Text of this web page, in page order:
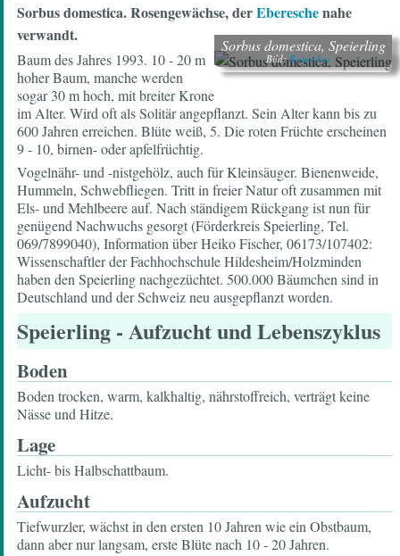
Sorbus domestica.Rosengewächse, derEbereschenahe
verwandt.
Sorbus domestica, Speierling
Bild:Botanikus
Baum des Jahres 1993. 10 - 20 m
hoher Baum, manche werden
sogar 30 m hoch, mit breiter Krone
im Alter. Wird oft als Solitär angepflanzt. Sein Alter kann bis zu
600 Jahren erreichen. Blüte weiß, 5. Die roten Früchte erscheinen
9 - 10, birnen- oder apfelfrüchtig.
Vogelnähr- und -nistgehölz, auch für Kleinsäuger. Bienenweide,
Hummeln, Schwebfliegen. Tritt in freier Natur oft zusammen mit
Els- und Mehlbeere auf. Nach ständigem Rückgang ist nun für
genügend Nachwuchs gesorgt (Förderkreis Speierling, Tel.
069/7899040), Information über Heiko Fischer, 06173/107402:
Wissenschaftler der Fachhochschule Hildesheim/Holzminden
haben den Speierling nachgezüchtet. 500.000 Bäumchen sind in
Deutschland und der Schweiz neu ausgepflanzt worden.
Speierling - Aufzucht und Lebenszyklus
Boden
Boden trocken, warm, kalkhaltig, nährstoffreich, verträgt keine
Nässe und Hitze.
Lage
Licht- bis Halbschattbaum.
Aufzucht
Tiefwurzler, wächst in den ersten 10 Jahren wie ein Obstbaum,
dann aber nur langsam, erste Blüte nach 10 - 20 Jahren.